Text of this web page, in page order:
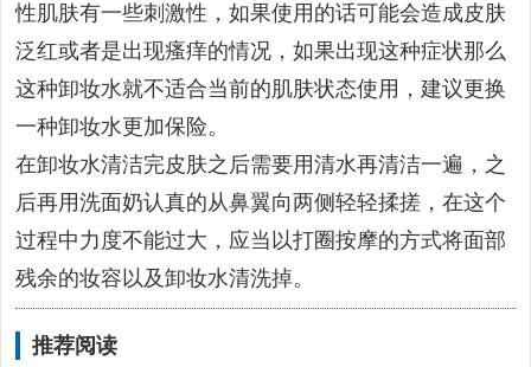
性肌肤有一些刺激性，如果使用的话可能会造成皮肤
泛红或者是出现瘙痒的情况，如果出现这种症状那么
这种卸妆水就不适合当前的肌肤状态使用，建议更换
一种卸妆水更加保险。
在卸妆水清洁完皮肤之后需要用清水再清洁一遍，之
后再用洗面奶认真的从鼻翼向两侧轻轻揉搓，在这个
过程中力度不能过大，应当以打圈按摩的方式将面部
残余的妆容以及卸妆水清洗掉。
推荐阅读